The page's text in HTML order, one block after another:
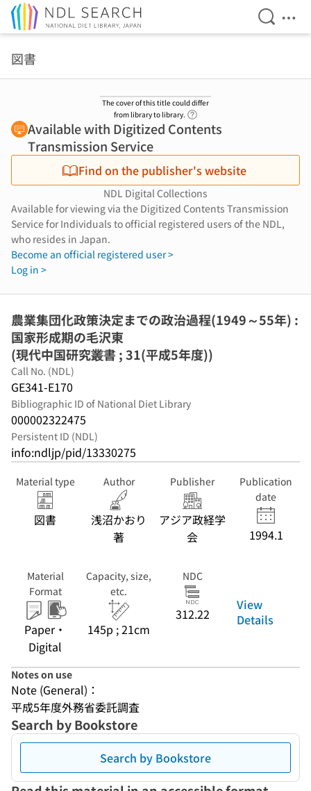
Open
図書
The cover of this title could differ
from library to library.
Available with Digitized Contents
Transmission Service
Find on the publisher's website
NDL Digital Collections
Available for viewing via the Digitized Contents Transmission
Service for Individuals to official registered users of the NDL,
who resides in Japan.
Become an official registered user >
Log in >
農業集団化政策決定までの政治過程(1949～55年) :
国家形成期の毛沢東
(現代中国研究叢書 ; 31(平成5年度))
Call No. (NDL)
GE341-E170
Bibliographic ID of National Diet Library
000002322475
Persistent ID (NDL)
info:ndljp/pid/13330275
Material type
図書
Author
浅沼かおり
著
Publisher
アジア政経学
会
Publication
date
1994.1
Material
Format
Paper・
Digital
Capacity, size,
etc.
145p ; 21cm
NDC
312.22
View
Details
Notes on use
Note (General)：
平成5年度外務省委託調査
Search by Bookstore
Search by Bookstore